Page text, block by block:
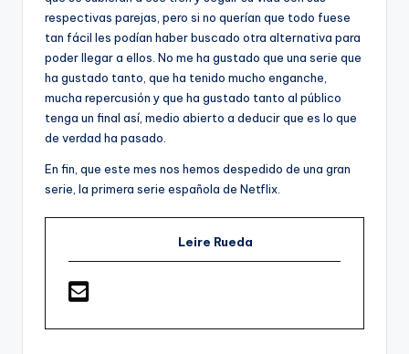
respectivas parejas, pero si no querían que todo fuese
tan fácil les podían haber buscado otra alternativa para
poder llegar a ellos. No me ha gustado que una serie que
ha gustado tanto, que ha tenido mucho enganche,
mucha repercusión y que ha gustado tanto al público
tenga un final así, medio abierto a deducir que es lo que
de verdad ha pasado.
En fin, que este mes nos hemos despedido de una gran
serie, la primera serie española de Netflix.
Leire Rueda